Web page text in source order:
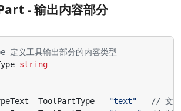
- 输出内容部分
义工具输出部分的内容类型
string
ToolPartType = "text"
// 文本